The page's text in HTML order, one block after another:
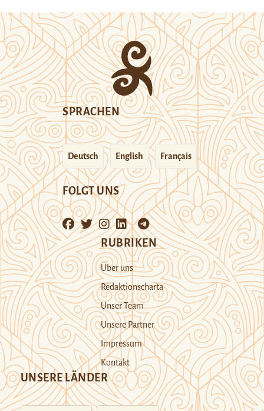
SPRACHEN
Deutsch English Français
FOLGT UNS
RUBRIKEN
Über uns
Redaktionscharta
Unser Team
Unsere Partner
Impressum
Kontakt
UNSERE LÄNDER